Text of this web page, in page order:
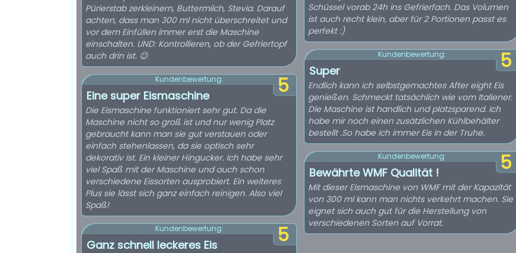
Pürierstab zerkleinern, Buttermilch, Stevia. Darauf
achten, dass man 300 ml nicht überschreitet und
vor dem Einfüllen immer erst die Maschine
einschalten. UND: Kontrollieren, ob der Gefriertopf
auch drin ist. 😉
5
Kundenbewertung:
Eine super Eismaschine
Die Eismaschine funktioniert sehr gut. Da die
Maschine nicht so groß ist und nur wenig Platz
gebraucht kann man sie gut verstauen oder
einfach stehenlassen, da sie optisch sehr
dekorativ ist. Ein kleiner Hingucker. Ich habe sehr
viel Spaß mit der Maschine und auch schon
verschiedene Eissorten ausprobiert. Ein weiteres
Plus sie lässt sich ganz einfach reinigen. Also viel
Spaß!
5
Kundenbewertung:
Ganz schnell leckeres Eis
Schüssel vorab 24h ins Gefrierfach. Das Volumen
ist auch recht klein, aber für 2 Portionen passt es
perfekt :)
5
Kundenbewertung:
Super
Endlich kann ich selbstgemachtes After eight Eis
genießen. Schmeckt tatsächlich wie vom Italiener.
Die Maschine ist handlich und platzsparend. Ich
habe mir noch einen zusätzlichen Kühlbehälter
bestellt .So habe ich immer Eis in der Truhe.
5
Kundenbewertung:
Bewährte WMF Qualität !
Mit dieser Eismaschine von WMF mit der Kapazität
von 300 ml kann man nichts verkehrt machen. Sie
eignet sich auch gut für die Herstellung von
verschiedenen Sorten auf Vorrat.